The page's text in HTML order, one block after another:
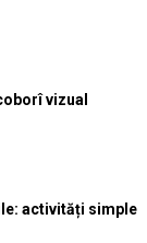
vizual
activități simple